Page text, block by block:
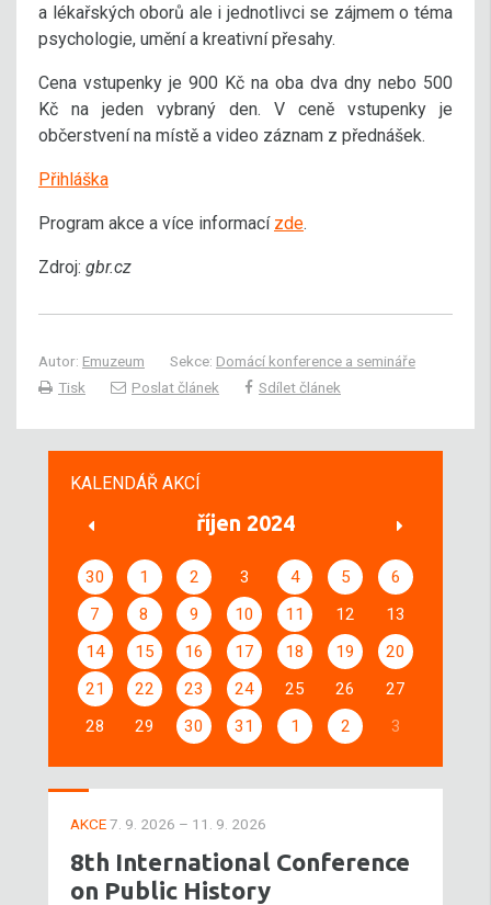
a lékařských oborů ale i jednotlivci se zájmem o téma
psychologie, umění a kreativní přesahy.
Cena vstupenky je 900 Kč na oba dva dny nebo 500
Kč na jeden vybraný den. V ceně vstupenky je
občerstvení na místě a video záznam z přednášek.
Přihláška
Program akce a více informací zde.
Zdroj: gbr.cz
Autor: Emuzeum Sekce: Domácí konference a semináře
Tisk
Poslat článek Sdílet článek
KALENDÁŘ AKCÍ
říjen 2024
30 1 2 3 4 5
6
7
8 9 10 11 12
13
14
15 16 17 18 19
20
21
22 23 24 25 26
27
28
29 30 31 1 2 3
AKCE7. 9. 2026 – 11. 9. 2026
8th International Conference
on Public History